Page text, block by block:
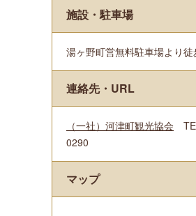
施設・駐車場
湯ヶ野町営無料駐車場より
連絡先・URL
（一社）河津町観光協会
0290
マップ